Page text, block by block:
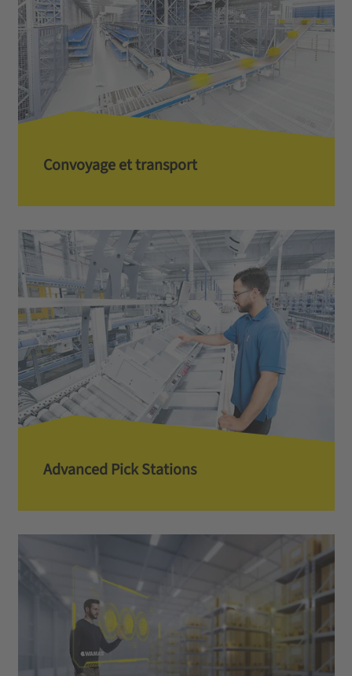
Convoyage et transport­­
Advanced Pick Stations­­